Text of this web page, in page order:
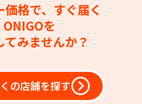
価格で、すぐ届く
ONIGOを
てみませんか？
の店舗を探す